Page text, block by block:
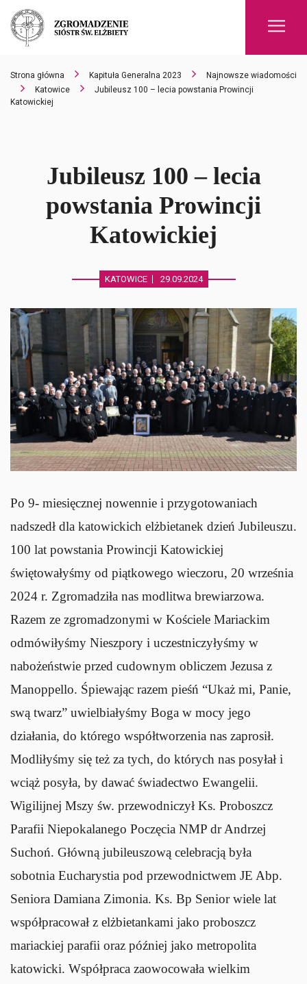
Strona główna Kapituła Generalna 2023
Najnowsze wiadomości
Katowice
Jubileusz 100 – lecia powstania Prowincji
Katowickiej
Jubileusz 100 – lecia
powstania Prowincji
Katowickiej
KATOWICE 29.09.2024
Po 9- miesięcznej nowennie i przygotowaniach
nadszedł dla katowickich elżbietanek dzień Jubileuszu.
100 lat powstania Prowincji Katowickiej
świętowałyśmy od piątkowego wieczoru, 20 września
2024 r. Zgromadziła nas modlitwa brewiarzowa.
Razem ze zgromadzonymi w Kościele Mariackim
odmówiłyśmy Nieszpory i uczestniczyłyśmy w
nabożeństwie przed cudownym obliczem Jezusa z
Manoppello. Śpiewając razem pieśń “Ukaż mi, Panie,
swą twarz” uwielbiałyśmy Boga w mocy jego
działania, do którego współtworzenia nas zaprosił.
Modliłyśmy się też za tych, do których nas posyłał i
wciąż posyła, by dawać świadectwo Ewangelii.
Wigilijnej Mszy św. przewodniczył Ks. Proboszcz
Parafii Niepokalanego Poczęcia NMP dr Andrzej
Suchoń. Główną jubileuszową celebracją była
sobotnia Eucharystia pod przewodnictwem JE Abp.
Seniora Damiana Zimonia. Ks. Bp Senior wiele lat
współpracował z elżbietankami jako proboszcz
mariackiej parafii oraz później jako metropolita
katowicki. Współpraca zaowocowała wielkim